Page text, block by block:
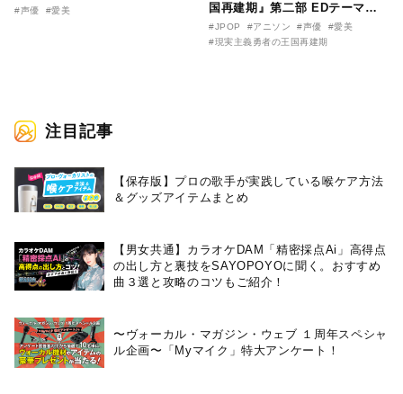
したZepp DiverCity夜公演
#声優 #愛美
国再建期』第二部 EDテーマ
曲、今夜配信リリース決定 1/5
生配信＆MVプレミア公開も
#JPOP #アニソン #声優
#愛美
#現実主義勇者の王国再建期
注目記事
【保存版】プロの歌手が実践している喉ケア⽅法
＆グッズアイテムまとめ
【男女共通】カラオケDAM「精密採点Ai」高得点
の出し方と裏技をSAYOPOYOに聞く。おすすめ
曲３選と攻略のコツもご紹介！
〜ヴォーカル・マガジン・ウェブ １周年スペシャ
ル企画〜「Myマイク」特大アンケート！